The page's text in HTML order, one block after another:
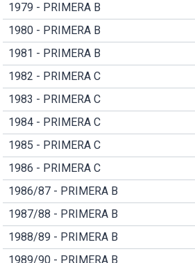
1979 - PRIMERA B
1980 - PRIMERA B
1981 - PRIMERA B
1982 - PRIMERA C
1983 - PRIMERA C
1984 - PRIMERA C
1985 - PRIMERA C
1986 - PRIMERA C
1986/87 - PRIMERA B
1987/88 - PRIMERA B
1988/89 - PRIMERA B
1989/90 - PRIMERA B